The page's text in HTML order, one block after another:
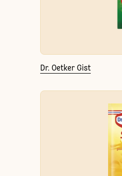
Dr. Oetker Gist